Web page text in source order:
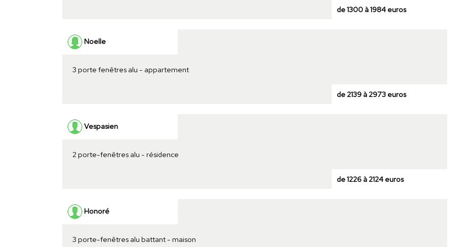
de 1300 à 1984 euros
Noelle
3 porte fenêtres alu - appartement
de 2139 à 2973 euros
Vespasien
2 porte-fenêtres alu - résidence
de 1226 à 2124 euros
Honoré
3 porte-fenêtres alu battant - maison